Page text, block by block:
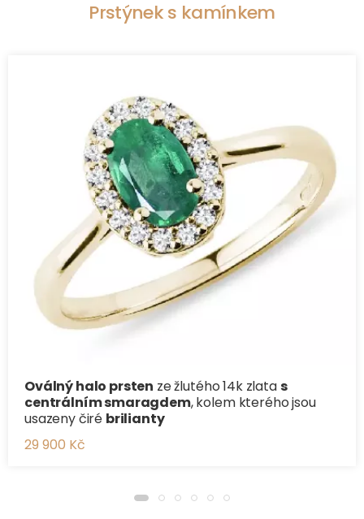
Prstýnek s kamínkem
Oválný halo prsten ze žlutého 14k zlatas
centrálním smaragdem, kolem kterého jsou
usazeny čiré brilianty
29 900 Kč